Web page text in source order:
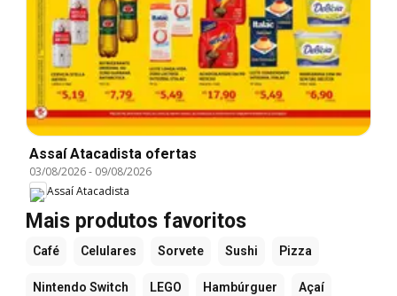
Assaí Atacadista ofertas
03/08/2026- 09/08/2026
Assaí Atacadista
Mais produtos favoritos
Café Celulares Sorvete Sushi Pizza
Nintendo Switch LEGO Hambúrguer Açaí